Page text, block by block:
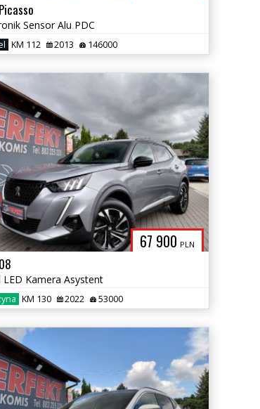
Sensor Alu PDC
KM 112 2013 146000
67 900 PLN
LED Kamera Asystent
KM 130 2022 53000